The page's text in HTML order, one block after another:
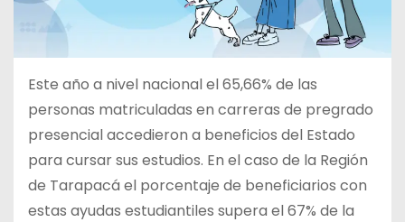
Este año a nivel nacional el 65,66% de las
personas matriculadas en carreras de pregrado
presencial accedieron a beneficios del Estado
para cursar sus estudios. En el caso de la Región
de Tarapacá el porcentaje de beneficiarios con
estas ayudas estudiantiles supera el 67% de la